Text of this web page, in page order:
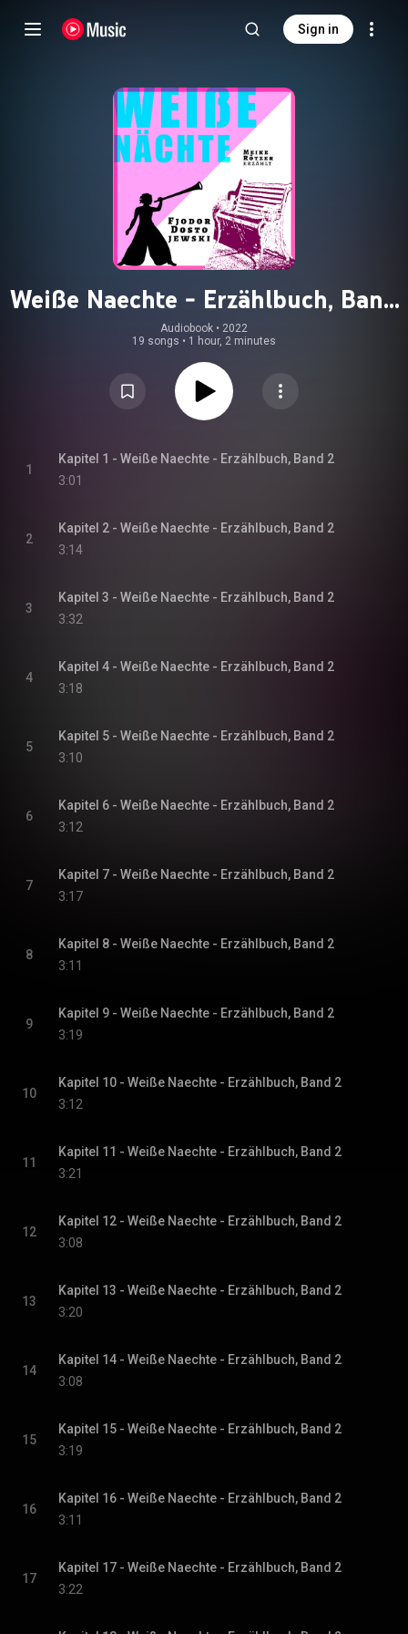
Sign in
Weiße Naechte - Erzählbuch, Band
2 (Ungekürzt)
Audiobook • 2022
19 songs • 1 hour, 2 minutes
1
Kapitel 1 - Weiße Naechte - Erzählbuch, Band 2
3:01
2
Kapitel 2 - Weiße Naechte - Erzählbuch, Band 2
3:14
3
Kapitel 3 - Weiße Naechte - Erzählbuch, Band 2
3:32
4
Kapitel 4 - Weiße Naechte - Erzählbuch, Band 2
3:18
5
Kapitel 5 - Weiße Naechte - Erzählbuch, Band 2
3:10
6
Kapitel 6 - Weiße Naechte - Erzählbuch, Band 2
3:12
7
Kapitel 7 - Weiße Naechte - Erzählbuch, Band 2
3:17
8
Kapitel 8 - Weiße Naechte - Erzählbuch, Band 2
3:11
9
Kapitel 9 - Weiße Naechte - Erzählbuch, Band 2
3:19
10
Kapitel 10 - Weiße Naechte - Erzählbuch, Band 2
3:12
11
Kapitel 11 - Weiße Naechte - Erzählbuch, Band 2
3:21
12
Kapitel 12 - Weiße Naechte - Erzählbuch, Band 2
3:08
13
Kapitel 13 - Weiße Naechte - Erzählbuch, Band 2
3:20
14
Kapitel 14 - Weiße Naechte - Erzählbuch, Band 2
3:08
15
Kapitel 15 - Weiße Naechte - Erzählbuch, Band 2
3:19
16
Kapitel 16 - Weiße Naechte - Erzählbuch, Band 2
3:11
17
Kapitel 17 - Weiße Naechte - Erzählbuch, Band 2
3:22